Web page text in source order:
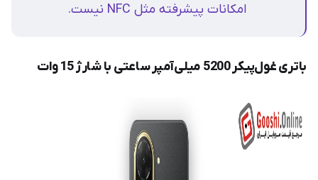
امکانات پیشرفته مثل NFC نیست.
باتری غول‌پیکر 5200 میلی‌آمپر ساعتی با شارژ 15 وات